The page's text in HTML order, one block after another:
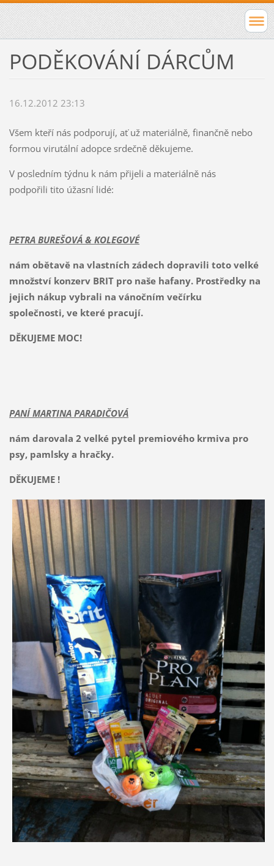
PODĚKOVÁNÍ DÁRCŮM
16.12.2012 23:13
Všem kteří nás podporují, ať už materiálně, finančně nebo
formou virutální adopce srdečně děkujeme.
V posledním týdnu k nám přijeli a materiálně nás
podpořili tito úžasní lidé:
PETRA BUREŠOVÁ & KOLEGOVÉ
nám obětavě na vlastních zádech dopravili toto velké
množství konzerv BRIT pro naše hafany. Prostředky na
jejich nákup vybrali na vánočním večírku
společnosti, ve které pracují.
DĚKUJEME MOC!
PANÍ MARTINA PARADIČOVÁ
nám darovala 2 velké pytel premiového krmiva pro
psy, pamlsky a hračky.
DĚKUJEME !